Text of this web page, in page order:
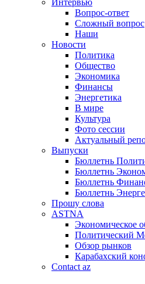
Интервью
Вопрос-ответ
Сложный вопрос
Наши
Новости
Политика
Общество
Экономика
Финансы
Энергетика
В мире
Культура
Фото сессии
Актуальный
Выпуски
Бюллетнь
Бюллетнь
Бюллетнь
Бюллетнь
Прошу слова
ASTNA
Экономическое
Политический
Обзор рынков
Карабахский
Contact az